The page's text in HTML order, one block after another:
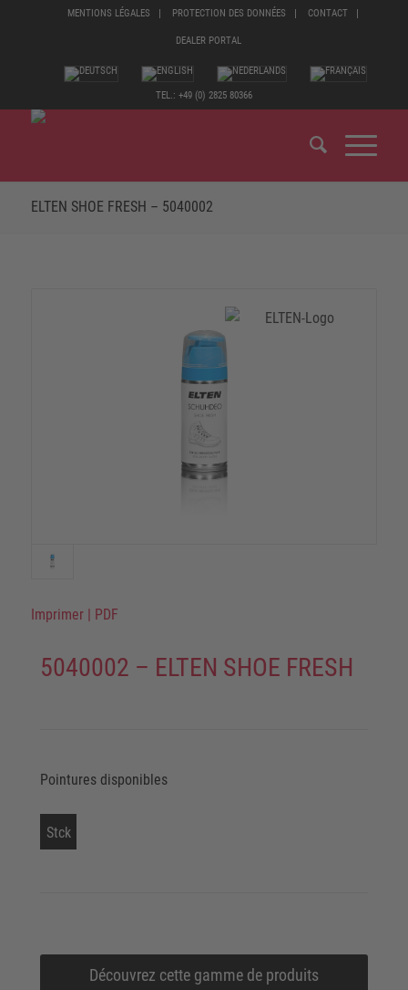
MENTIONS LÉGALES PROTECTION DES DONNÉES CONTACT
DEALER PORTAL
TEL.: +49 (0) 2825 80366
ELTEN SHOE FRESH – 5040002
Imprimer PDF
5040002 – ELTEN SHOE FRESH
Pointures disponibles
Stck
Découvrez cette gamme de produits